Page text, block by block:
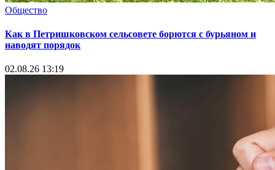
Общество
Как в Петришковском сельсовете борются с бурьяном и
наводят порядок
02.08.26 13:19